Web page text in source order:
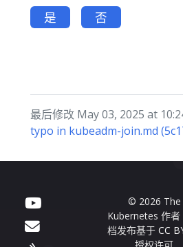
是 否
最后修改 May 03, 2025 at
typo in kubeadm-join.md
© 2026 The
Kubernetes 作
档发布基于 CC